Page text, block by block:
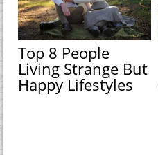
Top 8 People
Living Strange But
Happy Lifestyles